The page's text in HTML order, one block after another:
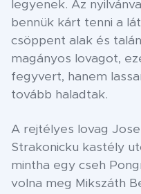
legyenek. Az
bennük kárt tenni a
csöppent alak és
magányos lovagot,
fegyvert, hanem
tovább haladtak.
A rejtélyes lovag
Strakonicku kastély
mintha egy cseh
volna meg Mikszáth